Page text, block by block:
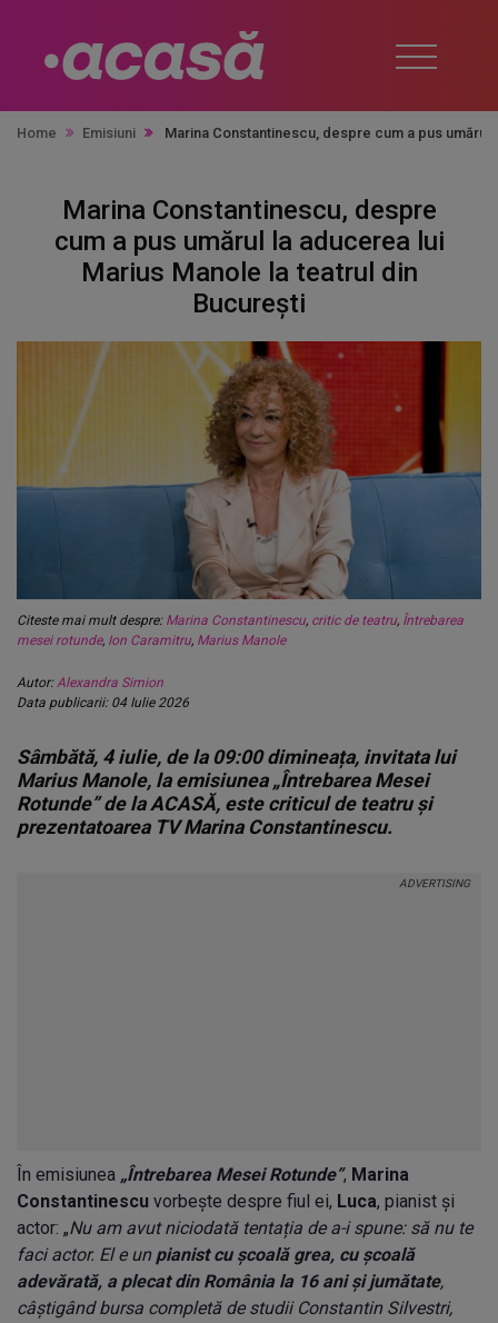
Home Emisiuni Marina Constantinescu, despre cum a pus
Marina Constantinescu, despre
cum a pus umărul la aducerea lui
Marius Manole la teatrul din
București
Citeste mai mult despre: Marina Constantinescu, critic de teatru, Întrebarea
mesei rotunde, Ion Caramitru, Marius Manole
Autor:Alexandra Simion
Data publicarii: 04 Iulie 2026
Sâmbătă, 4 iulie, de la 09:00 dimineața, invitata lui
Marius Manole, la emisiunea „Întrebarea Mesei
Rotunde” de la ACASĂ, este criticul de teatru și
prezentatoarea TV Marina Constantinescu.
În emisiunea „Întrebarea Mesei Rotunde”, Marina
Constantinescu vorbește despre fiul ei, Luca, pianist și
actor: „Nu am avut niciodată tentația de a-i spune: să nu te
faci actor. El e un pianist cu școală grea, cu școală
adevărată, a plecat din România la 16 ani și jumătate,
câștigând bursa completă de studii Constantin Silvestri,